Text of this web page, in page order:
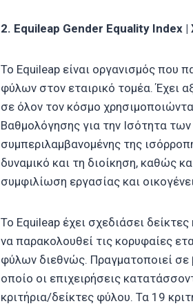
2. Equileap Gender Equality Index
Το Equileap είναι οργανισμός που
φύλων στον εταιρικό τομέα. Έχει
σε όλον τον κόσμο
Βαθμολόγησης για την Ισότητα
συμπεριλαμβανομένης της
δυναμικό και τη διοίκηση, καθώς
συμφιλίωση εργασίας και
Το Equileap έχει σχεδιάσει
να παρακολουθεί τις κορυφαίες
φύλων διεθνώς. Πραγματοποιεί
οποίο οι επιχειρήσεις
κριτήρια/δείκτες φύλου. Τα 19